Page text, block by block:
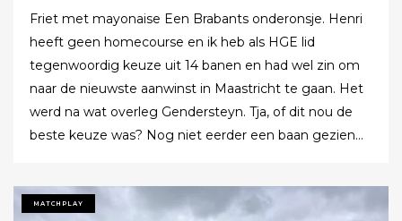
Friet met mayonaise Een Brabants onderonsje. Henri
heeft geen homecourse en ik heb als HGE lid
tegenwoordig keuze uit 14 banen en had wel zin om
naar de nieuwste aanwinst in Maastricht te gaan. Het
werd na wat overleg Gendersteyn. Tja, of dit nou de
beste keuze was? Nog niet eerder een baan gezien
voor meer banen? Ze hebben echt hun best gedaan
MATCHPLAY